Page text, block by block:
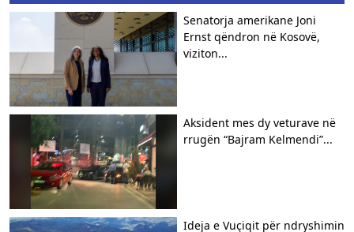
Senatorja amerikane Joni
Ernst qëndron në Kosovë,
viziton...
Aksident mes dy veturave në
rrugën “Bajram Kelmendi”...
Ideja e Vuçiqit për ndryshimin